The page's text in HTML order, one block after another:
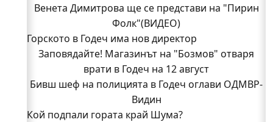
Венета Димитрова ще се представи на "Пирин
Фолк"(ВИДЕО)
Горското в Годеч има нов директор
Заповядайте! Магазинът на "Бозмов" отваря
врати в Годеч на 12 август
Бивш шеф на полицията в Годеч оглави ОДМВР-
Видин
Кой подпали гората край Шума?